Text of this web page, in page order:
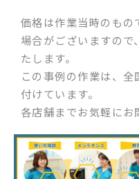
価格は作業当時のもの
場合がございますの
たします。
この事例の作業は、
付けています。
各店舗までお気軽にお